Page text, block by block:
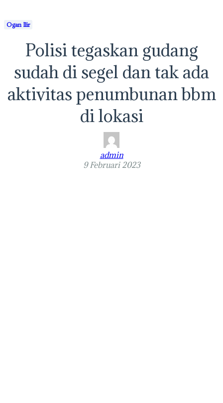
Ogan Ilir
Polisi tegaskan gudang
sudah di segel dan tak ada
aktivitas penumbunan bbm
di lokasi
admin
9 Februari 2023